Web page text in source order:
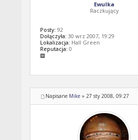
Ewulka
Raczkujący
Posty: 92
Dołączyła: 30 wrz 2007, 19:29
Lokalizacja: Hall Green
Reputacja: 0
Napisane Mike » 27 sty 2008, 09:27